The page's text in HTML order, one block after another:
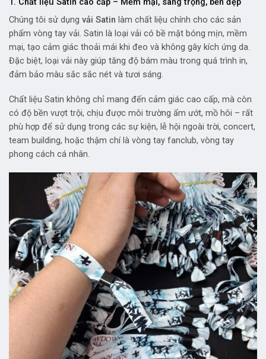
Chúng tôi sử dụng vải Satin làm chất liệu chính cho các sản
phẩm vòng tay vải. Satin là loại vải có bề mặt bóng mịn, mềm
mại, tạo cảm giác thoải mái khi đeo và không gây kích ứng da.
Đặc biệt, loại vải này giúp tăng độ bám màu trong quá trình in,
đảm bảo màu sắc sắc nét và tươi sáng.
Chất liệu Satin không chỉ mang đến cảm giác cao cấp, mà còn
có độ bền vượt trội, chịu được môi trường ẩm ướt, mồ hôi – rất
phù hợp để sử dụng trong các sự kiện, lễ hội ngoài trời, concert,
team building, hoặc thậm chí là vòng tay fanclub, vòng tay
phong cách cá nhân.